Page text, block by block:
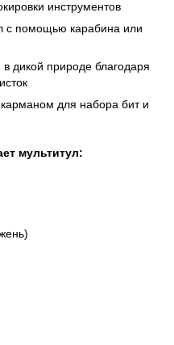
инструментов
с помощью карабина или
дикой природе благодаря
для набора бит и
мультитул: